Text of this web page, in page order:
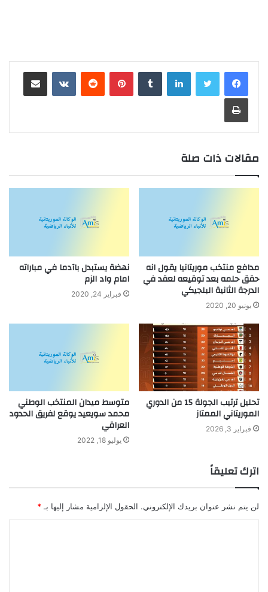
لينكدإن بينتيريست مشاركة عبر البريد
طباعة
مقالات ذات صلة
مدافع منتخب موريتانيا يقول انه
حقق حلمه بعد توقيعه لعقد في
الدرجة الثانية البلجيكي
يونيو 20, 2020
نهضة يستبدل باآدما في مباراته
امام واد الزم
فبراير 24, 2020
تحليل ترتيب الجولة 15 من الدوري
الموريتاني الممتاز
فبراير 3, 2026
متوسط ميدان المنتخب الوطني
محمد سويعيد يوقع لفريق الحدود
العراقي
يوليو 18, 2022
اترك تعليقاً
لن يتم نشر عنوان بريدك الإلكتروني. الحقول الإلزامية مشار إليها بـ *